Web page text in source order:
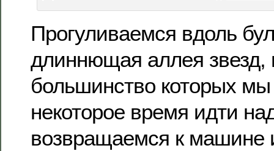
Прогуливаемся вдоль
длиннющая аллея
большинство которых
некоторое время идти
возвращаемся к машине